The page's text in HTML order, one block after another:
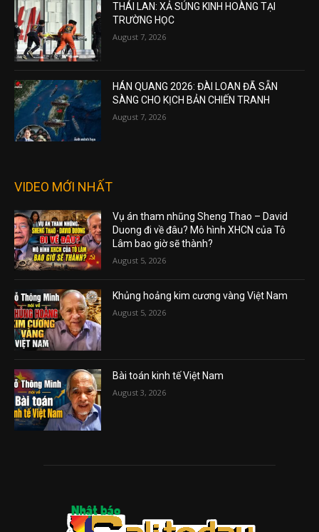
THÁI LAN: XẢ SÚNG KINH HOÀNG TẠI
TRƯỜNG HỌC
August 7, 2026
HÁN QUANG 2026: ĐÀI LOAN ĐÃ SẴN
SÀNG CHO KỊCH BẢN CHIẾN TRANH
August 7, 2026
VIDEO MỚI NHẤT
Vụ án tham nhũng Sheng Thao – David
Duong đi về đâu? Mô hình XHCN của Tô
Lâm bao giờ sẽ thành?
August 5, 2026
Khủng hoảng kim cương vàng Việt Nam
August 5, 2026
Bài toán kinh tế Việt Nam
August 3, 2026